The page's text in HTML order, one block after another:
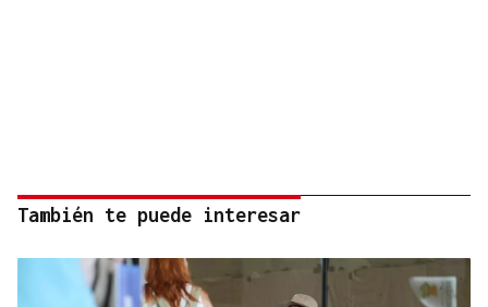
También te puede interesar